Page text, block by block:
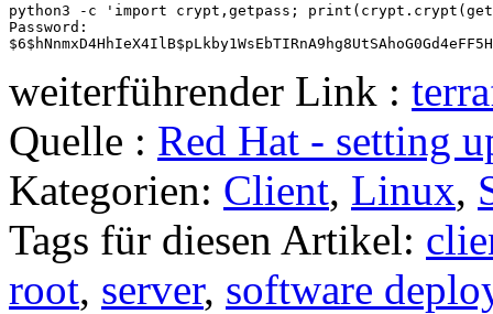
python3 -c 'import crypt,getpass;
Password:
weiterführender Link :
Quelle : Red Hat - setting
Kategorien: Client, Linux,
Tags für diesen Artikel:
root, server, software